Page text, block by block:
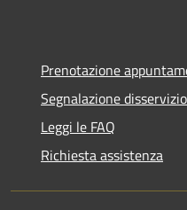
Prenotazione
Segnalazione disservizio
Leggi le FAQ
Richiesta assistenza